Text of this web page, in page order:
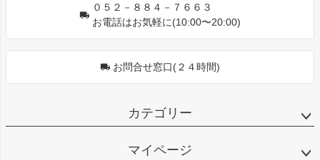
０５２－８８４－７６６３
お電話はお気軽に(10:00〜20:00)
お問合せ窓口(２４時間)
カテゴリー
マイページ